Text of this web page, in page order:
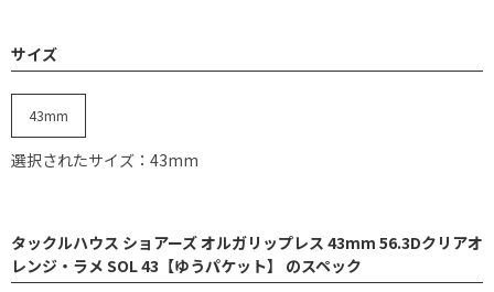
サイズ
43mm
選択されたサイズ：43mm
タックルハウス ショアーズ オルガリップレス 43mm 56.3Dクリアオ
レンジ・ラメ SOL 43【ゆうパケット】 のスペック